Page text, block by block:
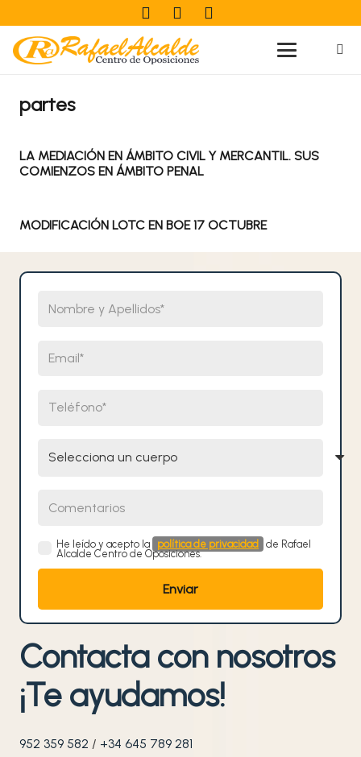
partes
LA MEDIACIÓN EN ÁMBITO CIVIL Y MERCANTIL. SUS
COMIENZOS EN ÁMBITO PENAL
MODIFICACIÓN LOTC EN BOE 17 OCTUBRE
He leído y acepto la política de privacidad
de Rafael
Alcalde Centro de Oposiciones.
Contacta con nosotros
¡Te ayudamos!
952 359 582 / +34 645 789 281